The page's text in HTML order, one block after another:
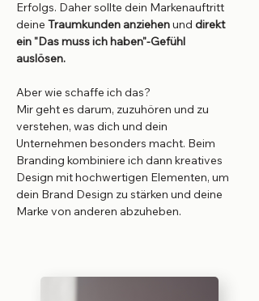
Erfolgs. Daher sollte dein Markenauftritt
deine Traumkunden anziehenund direkt
ein "Das muss ich haben"-Gefühl
auslösen.
Aber wie schaffe ich das?
Mir geht es darum, zuzuhören und zu
verstehen, was dich und dein
Unternehmen besonders macht. Beim
Branding kombiniere ich dann kreatives
Design mit hochwertigen Elementen, um
dein Brand Design zu stärken und deine
Marke von anderen abzuheben.